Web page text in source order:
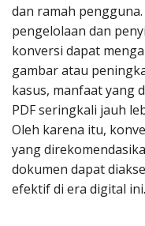
dan ramah
pengelolaan dan
konversi dapat
gambar atau
kasus, manfaat yang
PDF seringkali jauh
Oleh karena itu,
yang
dokumen dapat
efektif di era digital ini.